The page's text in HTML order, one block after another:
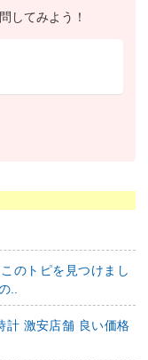
してみよう！
のトピを見つけまし
..
計 激安店舗 良い価格